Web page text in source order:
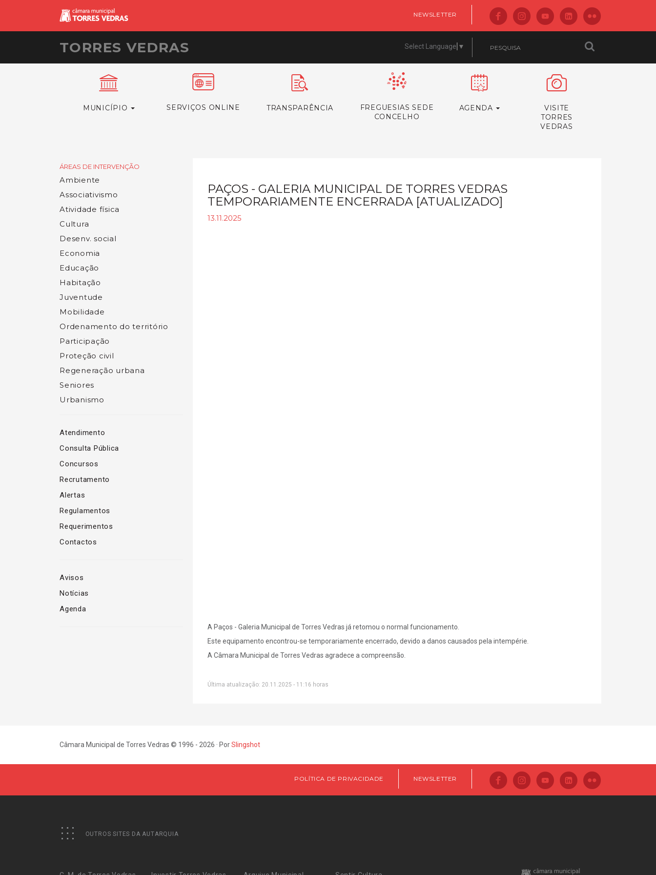
NEWSLETTER
TORRES VEDRAS Select Language ▼
MUNICÍPIO SERVIÇOS ONLINE TRANSPARÊNCIA
FREGUESIAS SEDE
CONCELHO
AGENDA
VISITE
TORRES
VEDRAS
ÁREAS DE INTERVENÇÃO
Ambiente
Associativismo
Atividade física
Cultura
Desenv. social
Economia
Educação
Habitação
Juventude
Mobilidade
Ordenamento do território
Participação
Proteção civil
Regeneração urbana
Seniores
Urbanismo
Atendimento
Consulta Pública
Concursos
Recrutamento
Alertas
Regulamentos
Requerimentos
Contactos
Avisos
Notícias
Agenda
PAÇOS - GALERIA MUNICIPAL DE TORRES VEDRAS
TEMPORARIAMENTE ENCERRADA [ATUALIZADO]
13.11.2025
A Paços - Galeria Municipal de Torres Vedras já retomou o normal funcionamento.
Este equipamento encontrou-se temporariamente encerrado, devido a danos causados pela intempérie.
A Câmara Municipal de Torres Vedras agradece a compreensão.
Última atualização: 20.11.2025 - 11:16 horas
Câmara Municipal de Torres Vedras © 1996 - 2026 · PorSlingshot
POLÍTICA DE PRIVACIDADE NEWSLETTER
OUTROS SITES DA AUTARQUIA